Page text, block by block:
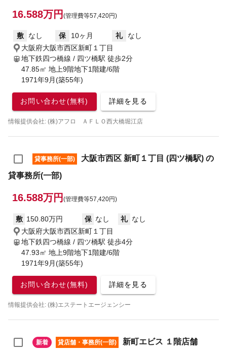
16.588万円 (管理費等57,420円)
敷 なし 保 10ヶ月 礼
なし
大阪府大阪市西区新町１丁目
地下鉄四つ橋線 / 四ツ橋駅 徒歩2分
47.85㎡ 地上9階地下1階建/6階
1971年9月(築55年)
お問い合わせ(無料) 詳細を見る
情報提供会社: (株)アフロ ＡＦＬＯ西大橋堀江店
貸事務所(一部)
大阪市西区 新町１丁目 (四ツ橋駅) の
貸事務所(一部)
16.588万円 (管理費等57,420円)
敷 150.80万円 保 なし 礼 なし
大阪府大阪市西区新町１丁目
地下鉄四つ橋線 / 四ツ橋駅 徒歩4分
47.93㎡ 地上9階地下1階建/6階
1971年9月(築55年)
お問い合わせ(無料) 詳細を見る
情報提供会社: (株)エステートエージェンシー
新着 貸店舗・事務所(一部) 新町エビス １階店舗